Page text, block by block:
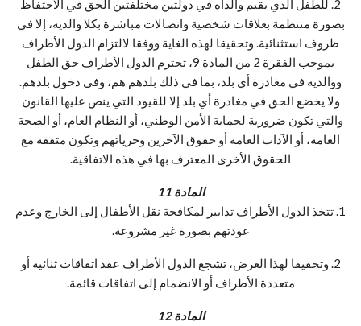
2. للطفل الذي يقيم والداه في دولتين مختلفتين الحق في الاحتفاظ
بصورة منتظمة بعلاقات شخصية واتصالات مباشرة بكلا والديه، إلا في
ظروف استثنائية. وتحقيقا لهذه الغاية ووفقا لالتزام الدول الأطراف
بموجب الفقرة 2 من المادة 9، تحترم الدول الأطراف حق الطفل
ووالديه في مغادرة أي بلد، بما في ذلك بلدهم هم، وفى دخول بلدهم.
ولا يخضع الحق في مغادرة أي بلد إلا للقيود التي ينص عليها القانون
والتي تكون ضرورية لحماية الأمن الوطني، أو النظام العام، أو الصحة
العامة، أو الآداب العامة أو حقوق الآخرين وحرياتهم وتكون متفقة مع
الحقوق الأخرى المعترف بها في هذه الاتفاقية.
المادة 11
1. تتخذ الدول الأطراف تدابير لمكافحة نقل الأطفال إلى الخارج وعدم
عودتهم بصورة غير مشروعة.
2. وتحقيقا لهذا الغرض، تشجع الدول الأطراف عقد اتفاقات ثنائية أو
متعددة الأطراف أو الانضمام إلى اتفاقات قائمة.
المادة 12